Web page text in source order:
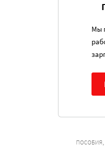
Мы
ПОСОБИЯ,